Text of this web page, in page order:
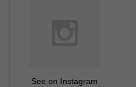
See on Instagram